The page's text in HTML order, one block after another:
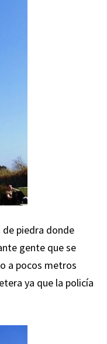
piedra donde
gente que se
a pocos metros
ya que la policía